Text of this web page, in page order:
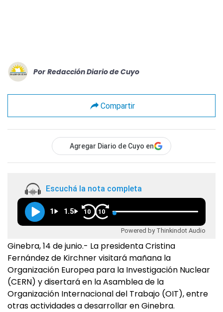
Por Redacción Diario de Cuyo
Compartir
Agregar Diario de Cuyo en
Escuchá la nota completa
1 1.5 10 10
Powered by Thinkindot Audio
Ginebra, 14 de junio.- La presidenta Cristina
Fernández de Kirchner visitará mañana la
Organización Europea para la Investigación Nuclear
(CERN) y disertará en la Asamblea de la
Organización Internacional del Trabajo (OIT), entre
otras actividades a desarrollar en Ginebra.